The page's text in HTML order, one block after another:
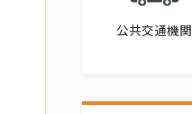
公共交通機関